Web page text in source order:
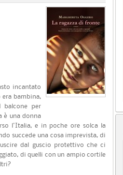
incantato
era bambina,
balcone per
è una donna
l'Italia, e in poche ore solca la
succede una cosa imprevista, di
dal guscio protettivo che ci
di quelli con un ampio cortile